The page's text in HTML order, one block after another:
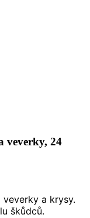
veverky, 24
a krysy.
škůdců.